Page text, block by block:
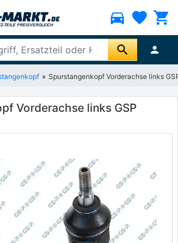
directions_car favorite shopping_cart
search person
Spurstangenkopf Vorderachse links
Vorderachse links GSP